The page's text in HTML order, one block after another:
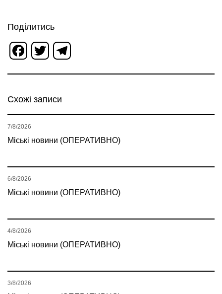
Поділитись
Facebook
Twitter
Схожі записи
Міські новини (ОПЕРАТИВНО)
7/8/2026
Міські новини (ОПЕРАТИВНО)
6/8/2026
Міські новини (ОПЕРАТИВНО)
4/8/2026
3/8/2026